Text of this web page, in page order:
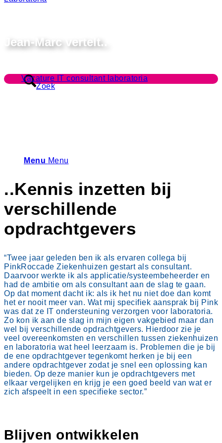
Zoek
Menu Menu
Jean-Marc vertelt..
Vacature IT consultant laboratoria
..Kennis inzetten bij
verschillende
opdrachtgevers
“Twee jaar geleden ben ik als ervaren collega bij
PinkRoccade Ziekenhuizen gestart als consultant.
Daarvoor werkte ik als applicatie/systeembeheerder en
had de ambitie om als consultant aan de slag te gaan.
Op dat moment dacht ik: als ik het nu niet doe dan komt
het er nooit meer van. Wat mij specifiek aansprak bij Pink
was dat ze IT ondersteuning verzorgen voor laboratoria.
Zo kon ik aan de slag in mijn eigen vakgebied maar dan
wel bij verschillende opdrachtgevers. Hierdoor zie je
veel overeenkomsten en verschillen tussen ziekenhuizen
en laboratoria wat heel leerzaam is. Problemen die je bij
de ene opdrachtgever tegenkomt herken je bij een
andere opdrachtgever zodat je snel een oplossing kan
bieden. Op deze manier kun je opdrachtgevers met
elkaar vergelijken en krijg je een goed beeld van wat er
zich afspeelt in een specifieke sector.”
Blijven ontwikkelen